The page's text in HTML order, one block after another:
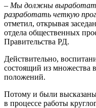
– Мы должны
разработать четкую
отметил, открывая
отдела общественных
Правительства РД.
Действительно,
состоящий из
положений.
Потому и были
в процессе работы